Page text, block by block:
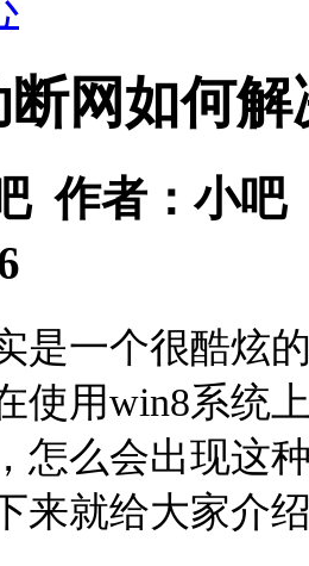
网如何解
作者：小吧
一个很酷炫的
使用win8系统
怎么会出现这
来就给大家介